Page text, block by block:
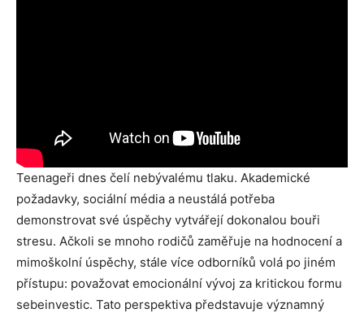
Teenageři dnes čelí nebývalému tlaku. Akademické
požadavky, sociální média a neustálá potřeba
demonstrovat své úspěchy vytvářejí dokonalou bouři
stresu. Ačkoli se mnoho rodičů zaměřuje na hodnocení a
mimoškolní úspěchy, stále více odborníků volá po jiném
přístupu: považovat emocionální vývoj za kritickou formu
sebeinvestic. Tato perspektiva představuje významný